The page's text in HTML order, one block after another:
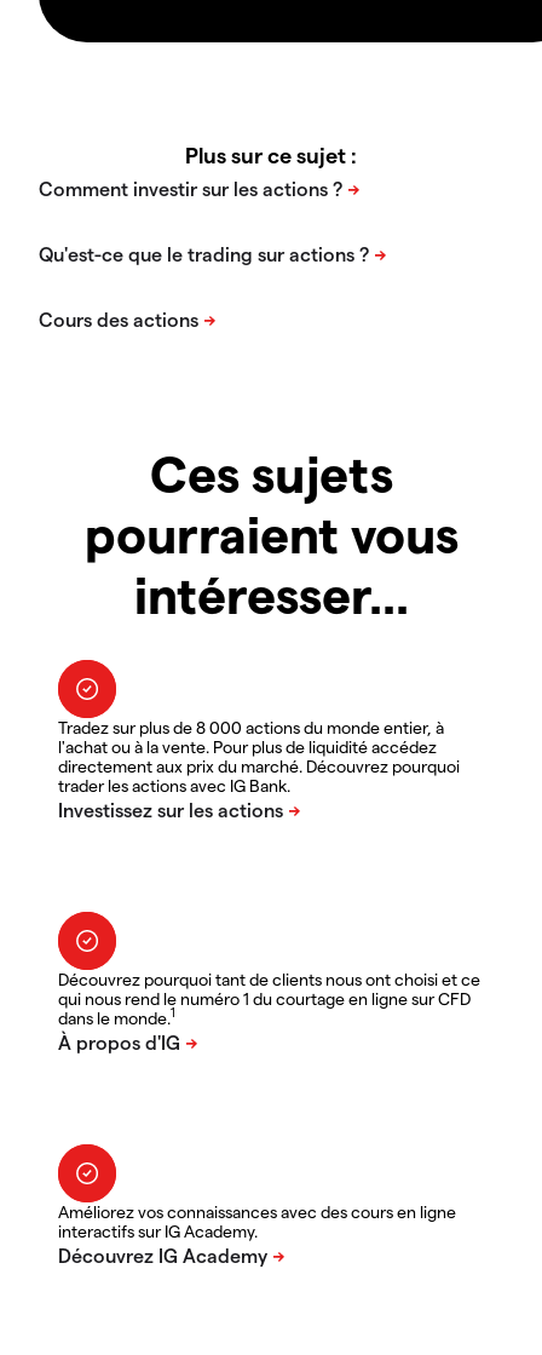
Plus sur ce sujet :
Ces sujets
pourraient vous
intéresser...
Tradez sur plus de 8 000 actions du monde entier, à
l'achat ou à la vente. Pour plus de liquidité accédez
directement aux prix du marché. Découvrez pourquoi
trader les actions avec IG Bank.
Découvrez pourquoi tant de clients nous ont choisi et ce
qui nous rend le numéro 1 du courtage en ligne sur CFD
dans le monde.1
Améliorez vos connaissances avec des cours en ligne
interactifs sur IG Academy.